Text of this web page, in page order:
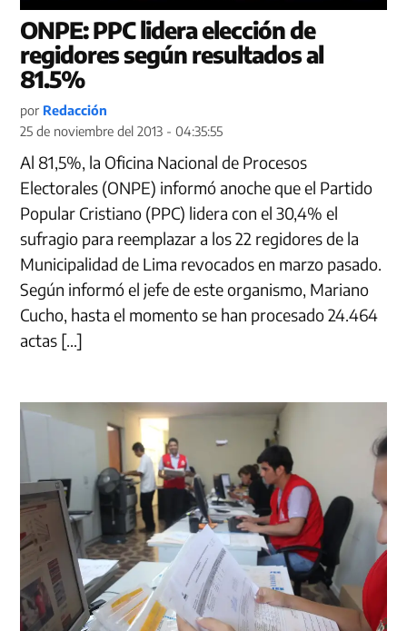
ONPE: PPC lidera elección de
regidores según resultados al
81.5%
por Redacción
25 de noviembre del 2013 - 04:35:55
Al 81,5%, la Oficina Nacional de Procesos
Electorales (ONPE) informó anoche que el Partido
Popular Cristiano (PPC) lidera con el 30,4% el
sufragio para reemplazar a los 22 regidores de la
Municipalidad de Lima revocados en marzo pasado.
Según informó el jefe de este organismo, Mariano
Cucho, hasta el momento se han procesado 24.464
actas […]